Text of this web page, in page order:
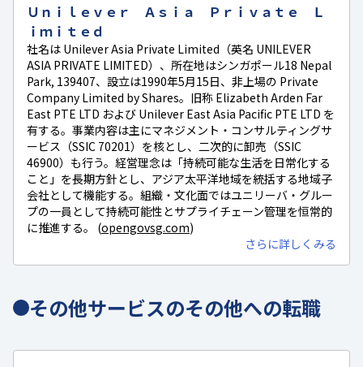
Ｕｎｉｌｅｖｅｒ Ａｓｉａ Ｐｒｉｖａｔｅ Ｌ
ｉｍｉｔｅｄ
社名は Unilever Asia Private Limited（英名 UNILEVER
ASIA PRIVATE LIMITED）、所在地はシンガポール18 Nepal
Park, 139407、設立は1990年5月15日、非上場の Private
Company Limited by Shares。旧称 Elizabeth Arden Far
East PTE LTD および Unilever East Asia Pacific PTE LTD を
有する。事業内容は主にマネジメント・コンサルティングサ
ービス（SSIC 70201）を核とし、二次的に卸売（SSIC
46900）も行う。経営理念は「持続可能な生活を日常化する
こと」を長期方針とし、アジア太平洋地域を統括する地域子
会社として機能する。組織・文化面ではユニリーバ・グルー
プの一員として持続可能性とサプライチェーン管理を恒常的
に推進する。 (opengovsg.com)
さらに詳しくみる
その他サービスのその他への転職